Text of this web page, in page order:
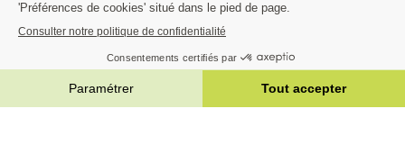
195,29 €
  AJOUTER AU PANIER
Infos pratiques
|Réalisation